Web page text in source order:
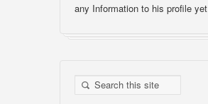
any Information to his profile yet